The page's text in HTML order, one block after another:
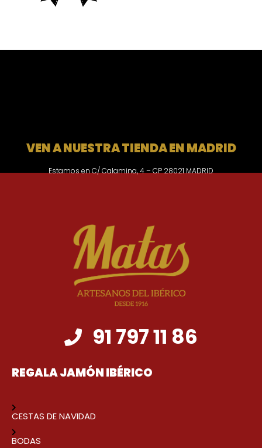
VEN A NUESTRA TIENDA EN MADRID
Estamos en C/ Calamina, 4 – CP 28021 MADRID
91 797 11 86
REGALA JAMÓN IBÉRICO
CESTAS DE NAVIDAD
BODAS